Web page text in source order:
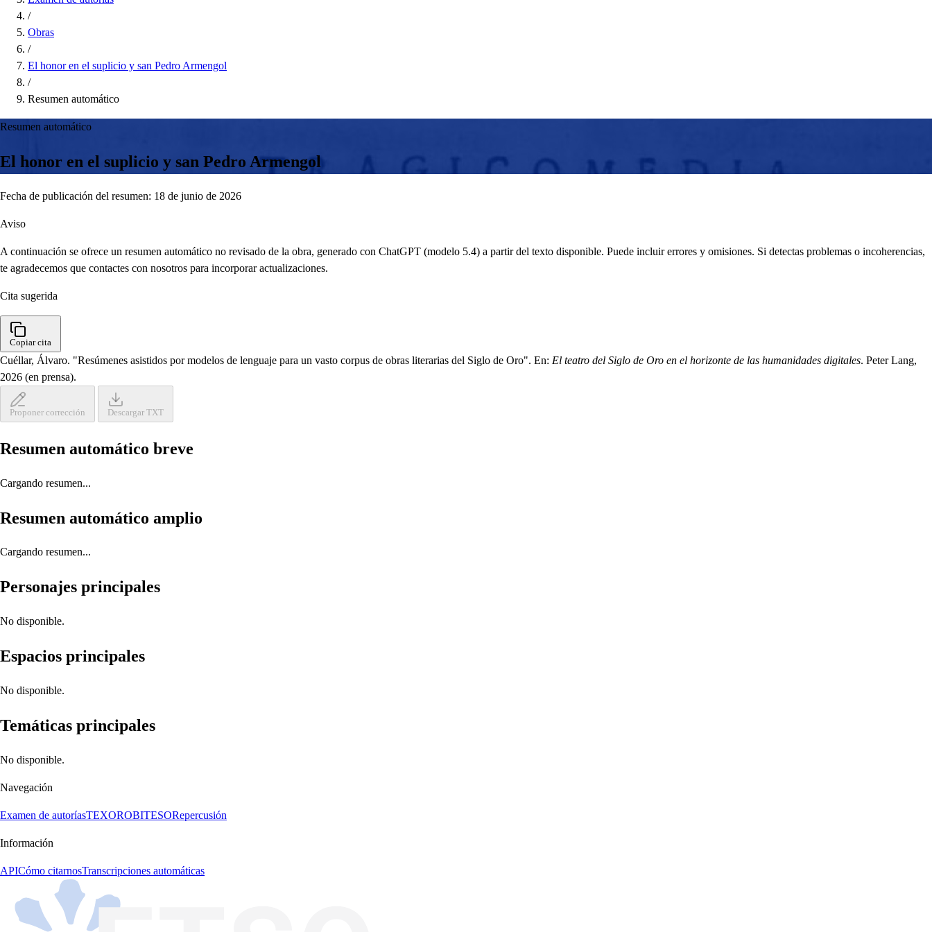
/
Obras
/
El honor en el suplicio y san Pedro Armengol
/
Resumen automático
Resumen automático
El honor en el suplicio y san Pedro Armengol
Fecha de publicación del resumen: 18 de junio de 2026
Aviso
A continuación se ofrece un resumen automático no revisado de la obra, generado con ChatGPT (modelo 5.4) a partir del texto disponible. Puede incluir errores y omisiones. Si detectas problemas o incoherencias,
te agradecemos que contactes con nosotros para incorporar actualizaciones.
Cita sugerida
Copiar cita
Cuéllar, Álvaro. "Resúmenes asistidos por modelos de lenguaje para un vasto corpus de obras literarias del Siglo de Oro". En: El teatro del Siglo de Oro en el horizonte de las humanidades digitales. Peter Lang,
2026 (en prensa).
Proponer corrección Descargar TXT
Resumen automático breve
Cargando resumen...
Resumen automático amplio
Cargando resumen...
Personajes principales
No disponible.
Espacios principales
No disponible.
Temáticas principales
No disponible.
Navegación
Examen de autoríasTEXOROBITESORepercusión
Información
APICómo citarnosTranscripciones automáticas